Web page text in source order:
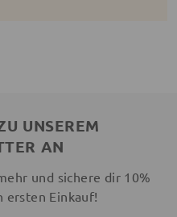
UNSEREM
AN
und sichere dir 10%
ersten Einkauf!